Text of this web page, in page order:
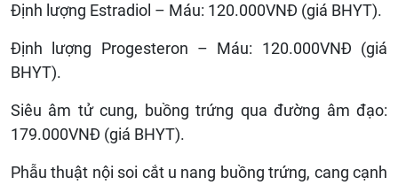
Định lượng Estradiol – Máu: 120.000VNĐ (giá BHYT).
Định lượng Progesteron – Máu: 120.000VNĐ (giá
BHYT).
Siêu âm tử cung, buồng trứng qua đường âm đạo:
179.000VNĐ (giá BHYT).
Phẫu thuật nội soi cắt u nang buồng trứng, cang cạnh